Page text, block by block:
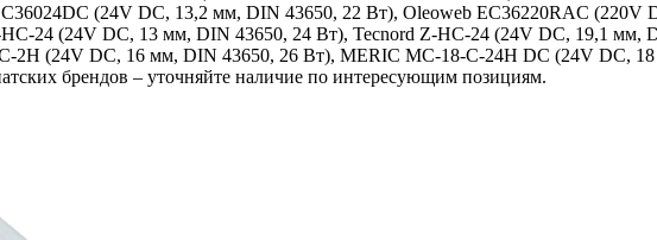
(24V DC, 13,2 мм, DIN 43650, 22 Вт), Oleoweb EC36220RAC (220V
24 (24V DC, 13 мм, DIN 43650, 24 Вт), Tecnord Z-HC-24 (24V DC, 19,1 мм,
2H (24V DC, 16 мм, DIN 43650, 26 Вт), MERIC MC-18-C-24H DC (24V DC, 18
брендов – уточняйте наличие по интересующим позициям.